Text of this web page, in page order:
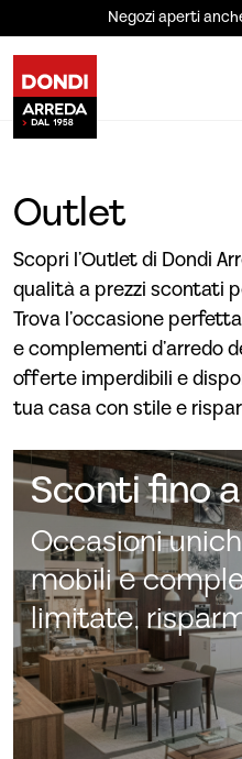
Negozi aperti
Outlet
Scopri l’Outlet di Dondi
qualità a prezzi scontati
Trova l’occasione
e complementi d’arredo
offerte imperdibili e
tua casa con stile e
Sconti fino
Occasioni
mobili e
limitate,